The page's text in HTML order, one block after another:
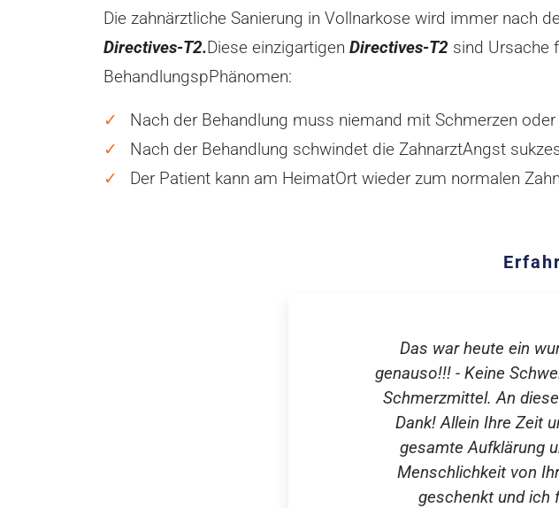
Die zahnärztliche Sanierung in Vollnarkose wird immer nach
Directives-T2.Diese einzigartigen Directives-T2 sind Ursache
BehandlungspPhänomen:
Nach der Behandlung muss niemand mit Schmerzen oder
Nach der Behandlung schwindet die ZahnarztAngst
Der Patient kann am HeimatOrt wieder zum normalen
Das war heute ein
genauso!!! - Keine
Schmerzmittel. An
Dank! Allein Ihre Zeit
gesamte Aufklärung
Menschlichkeit von
geschenkt und ich